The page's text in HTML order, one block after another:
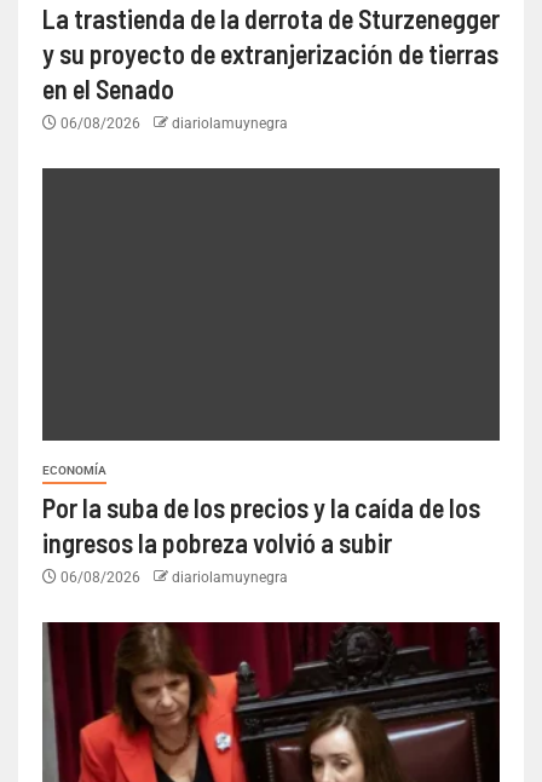
La trastienda de la derrota de Sturzenegger
y su proyecto de extranjerización de tierras
en el Senado
06/08/2026 diariolamuynegra
ECONOMÍA
Por la suba de los precios y la caída de los
ingresos la pobreza volvió a subir
06/08/2026 diariolamuynegra